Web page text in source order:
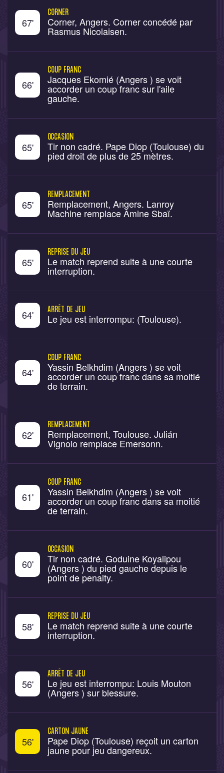
67'
CORNER
Corner, Angers. Corner concédé par
Rasmus Nicolaisen.
66'
COUP FRANC
Jacques Ekomié (Angers ) se voit
accorder un coup franc sur l'aile
gauche.
65'
OCCASION
Tir non cadré. Pape Diop (Toulouse) du
pied droit de plus de 25 mètres.
65'
REMPLACEMENT
Remplacement, Angers. Lanroy
Machine remplace Amine Sbaï.
65'
REPRISE DU JEU
Le match reprend suite à une courte
interruption.
64' ARRÊT DE JEU
Le jeu est interrompu: (Toulouse).
64'
COUP FRANC
Yassin Belkhdim (Angers ) se voit
accorder un coup franc dans sa moitié
de terrain.
62'
REMPLACEMENT
Remplacement, Toulouse. Julián
Vignolo remplace Emersonn.
61'
COUP FRANC
Yassin Belkhdim (Angers ) se voit
accorder un coup franc dans sa moitié
de terrain.
60'
OCCASION
Tir non cadré. Goduine Koyalipou
(Angers ) du pied gauche depuis le
point de penalty.
58'
REPRISE DU JEU
Le match reprend suite à une courte
interruption.
56'
ARRÊT DE JEU
Le jeu est interrompu: Louis Mouton
(Angers ) sur blessure.
56'
CARTON JAUNE
Pape Diop (Toulouse) reçoit un carton
jaune pour jeu dangereux.